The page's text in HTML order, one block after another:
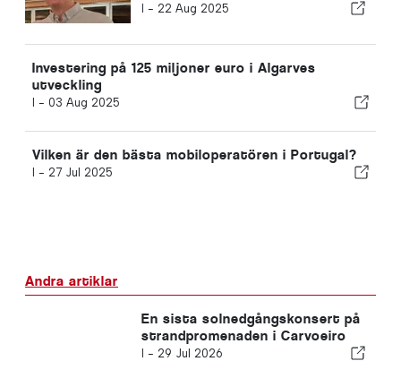
I - 22 Aug 2025
Investering på 125 miljoner euro i Algarves
utveckling
I - 03 Aug 2025
Vilken är den bästa mobiloperatören i Portugal?
I - 27 Jul 2025
Andra artiklar
En sista solnedgångskonsert på
strandpromenaden i Carvoeiro
I - 29 Jul 2026